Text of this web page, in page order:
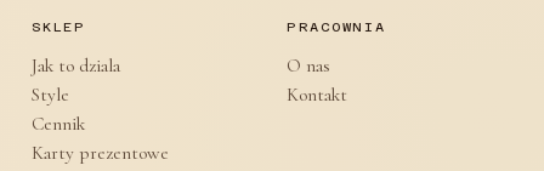
SKLEP
Jak to dziala
Style
Cennik
Karty prezentowe
PRACOWNIA
O nas
Kontakt